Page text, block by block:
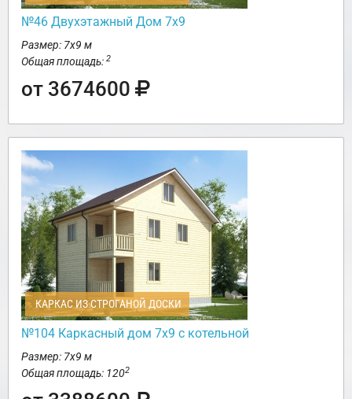
№46 Двухэтажный Дом 7х9
Размер: 7х9 м
Общая площадь: 2
от 3674600
КАРКАС ИЗ СТРОГАНОЙ ДОСКИ
№104 Каркасный дом 7х9 с котельной
Размер: 7х9 м
Общая площадь: 1202